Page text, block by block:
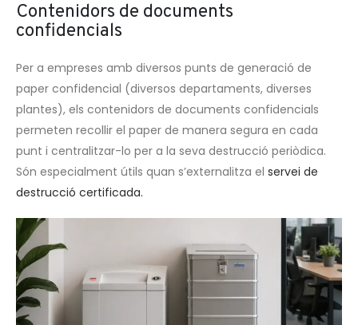
Contenidors de documents
confidencials
Per a empreses amb diversos punts de generació de
paper confidencial (diversos departaments, diverses
plantes), els contenidors de documents confidencials
permeten recollir el paper de manera segura en cada
punt i centralitzar-lo per a la seva destrucció periòdica.
Són especialment útils quan s’externalitza el servei de
destrucció certificada.